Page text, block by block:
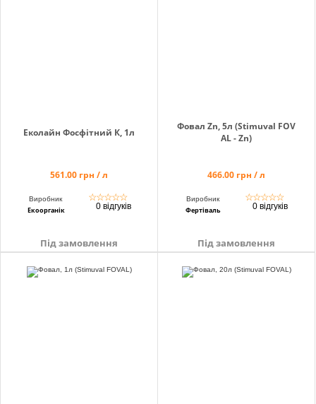
Еколайн Фосфітний К, 1л
561.00 грн / л
Виробник
Екоорганік
☆☆☆☆☆
0 відгуків
Під замовлення
Фовал Zn, 5л (Stimuval FOV
AL - Zn)
466.00 грн / л
Виробник
Фертіваль
☆☆☆☆☆
0 відгуків
Під замовлення